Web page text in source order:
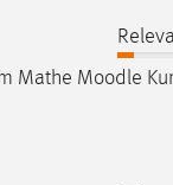
Mathe Moodle